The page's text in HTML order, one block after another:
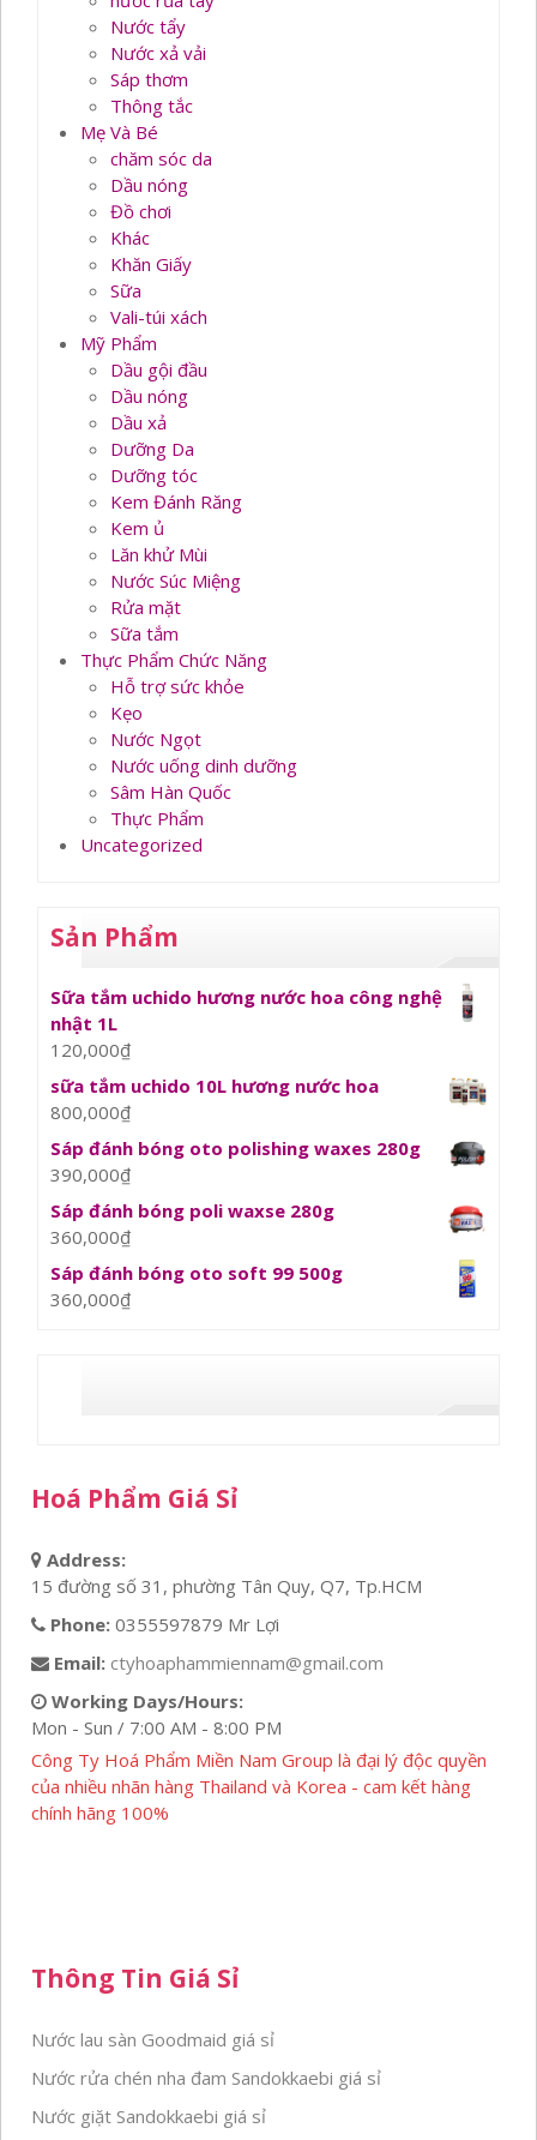
Nước tẩy
Nước xả vải
Sáp thơm
Thông tắc
Mẹ Và Bé
chăm sóc da
Dầu nóng
Đồ chơi
Khác
Khăn Giấy
Sữa
Vali-túi xách
Mỹ Phẩm
Dầu gội đầu
Dầu nóng
Dầu xả
Dưỡng Da
Dưỡng tóc
Kem Đánh Răng
Kem ủ
Lăn khử Mùi
Nước Súc Miệng
Rửa mặt
Sữa tắm
Thực Phẩm Chức Năng
Hỗ trợ sức khỏe
Kẹo
Nước Ngọt
Nước uống dinh dưỡng
Sâm Hàn Quốc
Thực Phẩm
Uncategorized
Sản Phẩm
Sữa tắm uchido hương nước hoa công nghệ
nhật 1L
120,000₫
sữa tắm uchido 10L hương nước hoa
800,000₫
Sáp đánh bóng oto polishing waxes 280g
390,000₫
Sáp đánh bóng poli waxse 280g
360,000₫
Sáp đánh bóng oto soft 99 500g
360,000₫
Hoá Phẩm Giá Sỉ
Address:
15 đường số 31, phường Tân Quy, Q7, Tp.HCM
Phone: 0355597879 Mr Lợi
Email: ctyhoaphammiennam@gmail.com
Working Days/Hours:
Mon - Sun / 7:00 AM - 8:00 PM
Công Ty Hoá Phẩm Miền Nam Group là đại lý độc quyền
của nhiều nhãn hàng Thailand và Korea - cam kết hàng
chính hãng 100%
Thông Tin Giá Sỉ
Nước lau sàn Goodmaid giá sỉ
Nước rửa chén nha đam Sandokkaebi giá sỉ
Nước giặt Sandokkaebi giá sỉ